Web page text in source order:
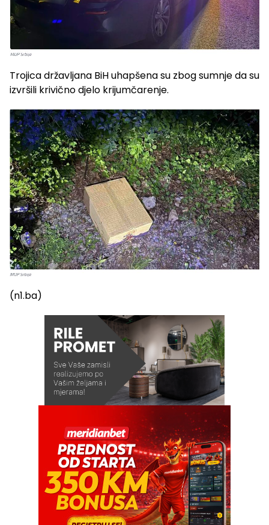
Trojica državljana BiH uhapšena su zbog sumnje da su
izvršili krivično djelo krijumčarenje.
(n1.ba)